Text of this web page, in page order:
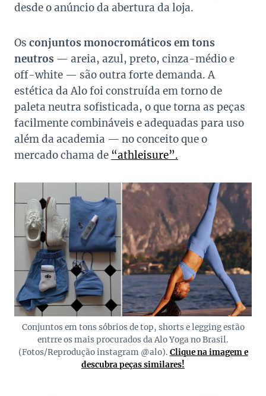
desde o anúncio da abertura da loja.
Os conjuntos monocromáticos em tons
neutros — areia, azul, preto, cinza-médio e
off-white — são outra forte demanda. A
estética da Alo foi construída em torno de
paleta neutra sofisticada, o que torna as peças
facilmente combináveis e adequadas para uso
além da academia — no conceito que o
mercado chama de “athleisure”.
Conjuntos em tons sóbrios de top, shorts e legging estão
entrre os mais procurados da Alo Yoga no Brasil.
(Fotos/Reprodução instagram @alo). Clique na imagem e
descubra peças similares!